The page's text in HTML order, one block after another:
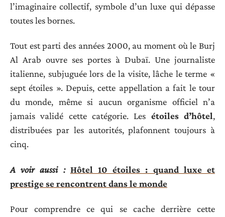
l’imaginaire collectif, symbole d’un luxe qui dépasse
toutes les bornes.
Tout est parti des années 2000, au moment où le Burj
Al Arab ouvre ses portes à Dubaï. Une journaliste
italienne, subjuguée lors de la visite, lâche le terme «
sept étoiles ». Depuis, cette appellation a fait le tour
du monde, même si aucun organisme officiel n’a
jamais validé cette catégorie. Les étoiles d’hôtel,
distribuées par les autorités, plafonnent toujours à
cinq.
A voir aussi : Hôtel 10 étoiles : quand luxe et
prestige se rencontrent dans le monde
Pour comprendre ce qui se cache derrière cette